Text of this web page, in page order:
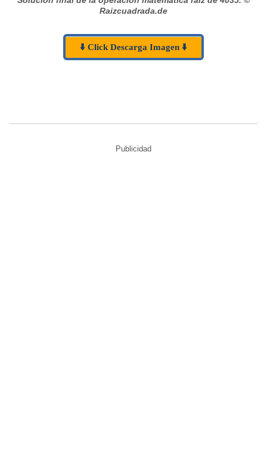
Raizcuadrada.de
⬇️ Click Descarga Imagen ⬇️
Publicidad